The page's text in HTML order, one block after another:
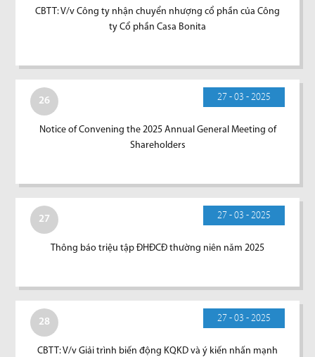
CBTT: V/v Công ty nhận chuyển nhượng cổ phần của Công
ty Cổ phần Casa Bonita
26 27 - 03 - 2025
Notice of Convening the 2025 Annual General Meeting of
Shareholders
27 27 - 03 - 2025
Thông báo triệu tập ĐHĐCĐ thường niên năm 2025
28 27 - 03 - 2025
CBTT: V/v Giải trình biến động KQKD và ý kiến nhấn mạnh